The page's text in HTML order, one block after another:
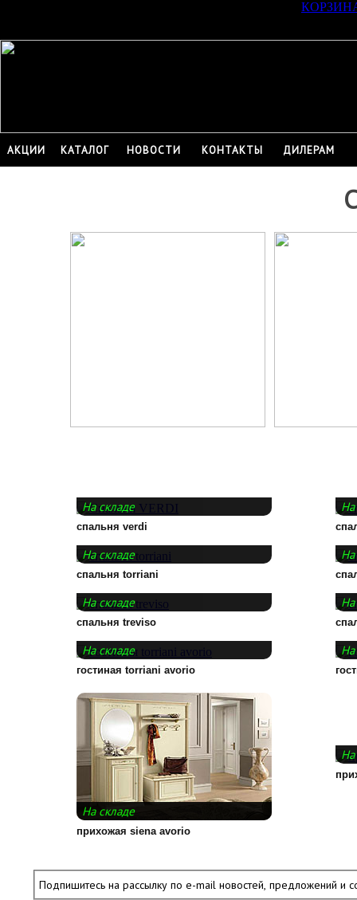
АКЦИИ КАТАЛОГ НОВОСТИ КОНТАКТЫ ДИЛЕРАМ
На складе
спальня verdi
На
На складе
спальня torriani
На
На складе
спальня treviso
На
На складе
гостиная torriani avorio
На
На складе
прихожая siena avorio
На
Подпишитесь на рассылку по e-mail новостей, предложений и